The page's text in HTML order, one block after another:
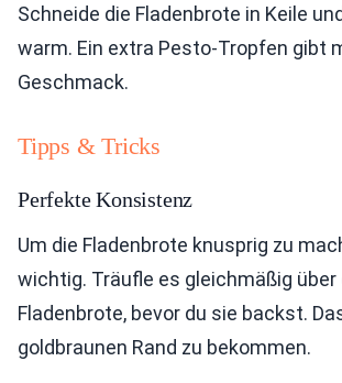
Schneide die Fladenbrote in Keile
warm. Ein extra Pesto-Tropfen gibt
Geschmack.
Tipps & Tricks
Perfekte Konsistenz
Um die Fladenbrote knusprig zu
wichtig. Träufle es gleichmäßig über
Fladenbrote, bevor du sie backst.
goldbraunen Rand zu bekommen.